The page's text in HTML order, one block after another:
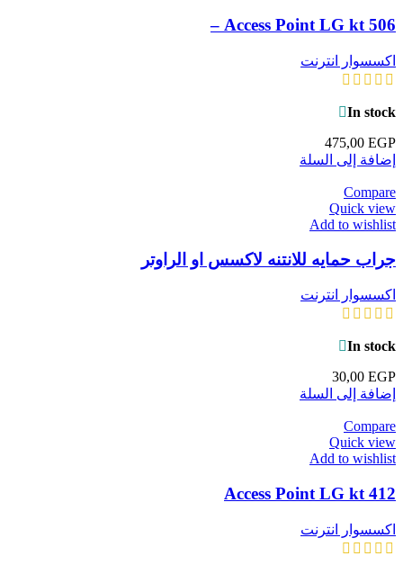
Access Point LG kt 506 –
اكسسوار انترنت
In stock
475,00 EGP
إضافة إلى السلة
Compare
Quick view
Add to wishlist
جراب حمايه للانتنه لاكسس او الراوتر
اكسسوار انترنت
In stock
30,00 EGP
إضافة إلى السلة
Compare
Quick view
Add to wishlist
Access Point LG kt 412
اكسسوار انترنت